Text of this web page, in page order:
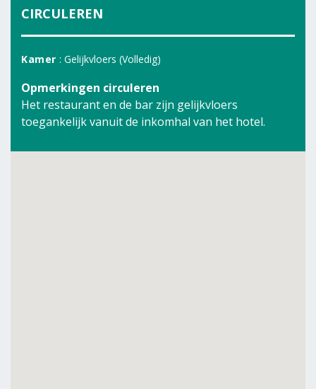
CIRCULEREN
Kamer : Gelijkvloers (Volledig)
Opmerkingen circuleren
Het restaurant en de bar zijn gelijkvloers
toegankelijk vanuit de inkomhal van het hotel.